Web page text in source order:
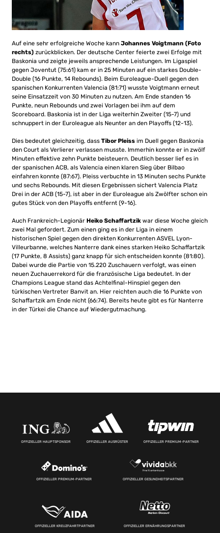
Auf eine sehr erfolgreiche Woche kann Johannes Voigtmann (Foto
rechts) zurückblicken. Der deutsche Center feierte zwei Erfolge mit
Baskonia und zeigte jeweils ansprechende Leistungen. Im Ligaspiel
gegen Joventut (75:61) kam er in 25 Minuten auf ein starkes Double-
Double (16 Punkte, 14 Rebounds). Beim Euroleague-Duell gegen den
spanischen Konkurrenten Valencia (81:71) wusste Voigtmann erneut
seine Einsatzzeit von 30 Minuten zu nutzen. Am Ende standen 16
Punkte, neun Rebounds und zwei Vorlagen bei ihm auf dem
Scoreboard. Baskonia ist in der Liga weiterhin Zweiter (15-7) und
schnuppert in der Euroleague als Neunter an den Playoffs (12-13).
Dies bedeutet gleichzeitig, dass Tibor Pleiss im Duell gegen Baskonia
den Court als Verlierer verlassen musste. Immerhin konnte er in zwölf
Minuten effektive zehn Punkte beisteuern. Deutlich besser lief es in
der spanischen ACB, als Valencia einen klaren Sieg über Bilbao
einfahren konnte (87:67). Pleiss verbuchte in 13 Minuten sechs Punkte
und sechs Rebounds. Mit diesen Ergebnissen sichert Valencia Platz
Drei in der ACB (15-7), ist aber in der Euroleague als Zwölfter schon ein
gutes Stück von den Playoffs entfernt (9-16).
Auch Frankreich-Legionär Heiko Schaffartzik war diese Woche gleich
zwei Mal gefordert. Zum einen ging es in der Liga in einem
historischen Spiel gegen den direkten Konkurrenten ASVEL Lyon-
Villeurbanne, welches Nanterre dank eines starken Heiko Schaffartzik
(17 Punkte, 8 Assists) ganz knapp für sich entscheiden konnte (81:80).
Dabei wurde die Partie von 15.220 Zuschauern verfolgt, was einen
neuen Zuchauerrekord für die französische Liga bedeutet. In der
Champions League stand das Achtelfinal-Hinspiel gegen den
türkischen Vertreter Banvit an. Hier reichten auch die 16 Punkte von
Schaffartzik am Ende nicht (66:74). Bereits heute gibt es für Nanterre
in der Türkei die Chance auf Wiedergutmachung.
OFFIZIELLER HAUPTSPONSOR OFFIZIELLER AUSRÜSTER OFFIZIELLER PREMIUM-PARTNER
OFFIZIELLER PREMIUM-PARTNER OFFIZIELLER GESUNDHEITSPARTNER
OFFIZIELLER KREUZFAHRTPARTNER OFFIZIELLER ERNÄHRUNGSPARTNER